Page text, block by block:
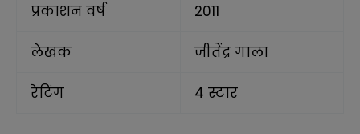
प्रकाशन वर्ष 2011
लेखक जीतेंद्र गाला
रेटिंग 4 स्टार